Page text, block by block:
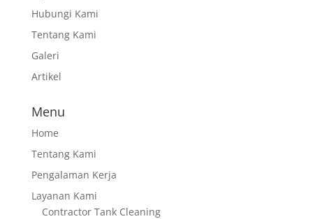
Hubungi Kami
Tentang Kami
Galeri
Artikel
Menu
Home
Tentang Kami
Pengalaman Kerja
Layanan Kami
Contractor Tank Cleaning